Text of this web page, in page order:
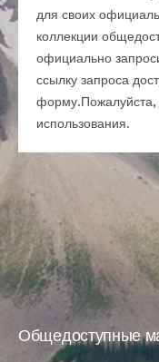
для своих
коллекции
официально
ссылку запроса
форму.Пожалуйста,
использования.
Общедоступные